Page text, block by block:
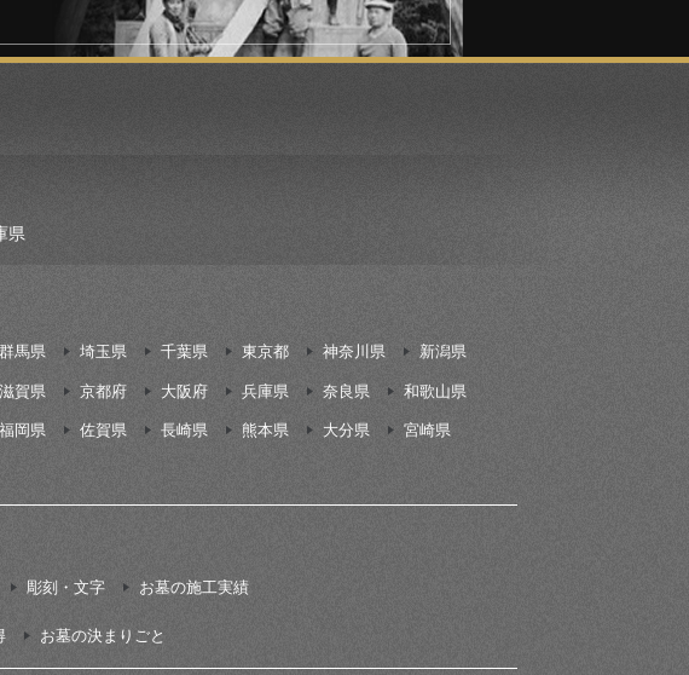
県
群馬県 埼玉県 千葉県 東京都 神奈川県 新潟県
滋賀県 京都府 大阪府 兵庫県 奈良県 和歌山県
福岡県 佐賀県 長崎県 熊本県 大分県 宮崎県
彫刻・文字 お墓の施工実績
お墓の決まりごと